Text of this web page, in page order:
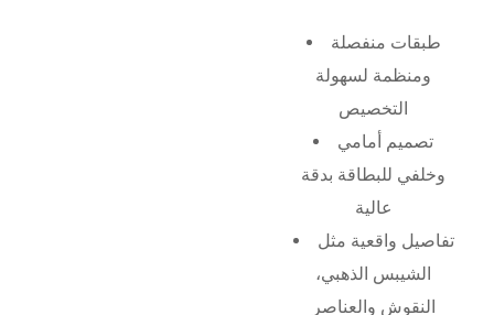
طبقات منفصلة
ومنظمة لسهولة
التخصيص
تصميم أمامي
وخلفي للبطاقة بدقة
عالية
تفاصيل واقعية مثل
الشيبس الذهبي،
النقوش والعناصر